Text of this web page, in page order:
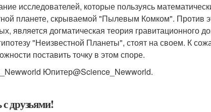
исследователей, которые пользуясь
планете, скрываемой "Пылевым Комком". Против
является догматическая теория гравитационного
"Неизвестной Планеты", стоят на своем. К
поставить точку в этом споре.
Юпитер@Science_Newworld.
друзьями!